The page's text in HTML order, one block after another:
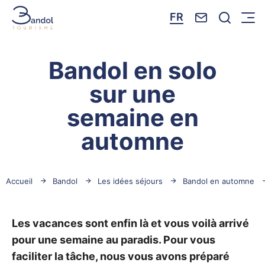
FR Nous Je
Menu
Bandol en solo
sur une
semaine en
automne
Accueil Bandol Les idées séjours Bandol en automne
Les vacances sont enfin là et vous voilà arrivé
pour une semaine au paradis. Pour vous
faciliter la tâche, nous vous avons préparé